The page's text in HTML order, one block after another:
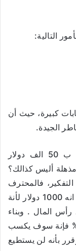
التالية:
كبيرة، حيث أن
الجيدة.
على سبيل المثال إذا كان لديك حساب ب 50 الف دولار
النتائج مذهلة أليس كذالك؟
فالمحترف
يحدد مبلغ معين يستطيع خسارتة ولنفرض انه 1000 دولار لأنة
المال . وبناء
نسبة الربح إلى المخاطرة إذا ربح 10% فإنة سوف يكسب
بأنه لن يستطيع